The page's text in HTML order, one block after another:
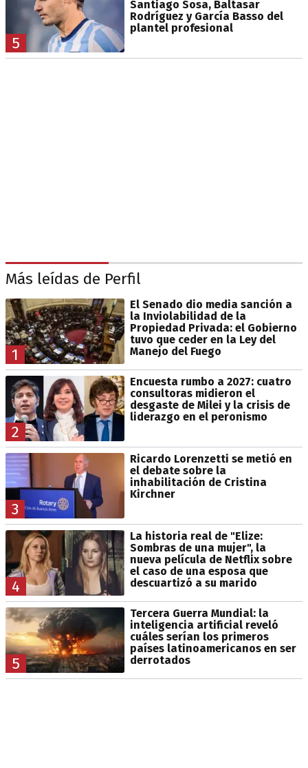
5
Santiago Sosa, Baltasar
Rodríguez y García Basso del
plantel profesional
Más leídas de Perfil
1
El Senado dio media sanción a
la Inviolabilidad de la
Propiedad Privada: el Gobierno
tuvo que ceder en la Ley del
Manejo del Fuego
2
Encuesta rumbo a 2027: cuatro
consultoras midieron el
desgaste de Milei y la crisis de
liderazgo en el peronismo
3
Ricardo Lorenzetti se metió en
el debate sobre la
inhabilitación de Cristina
Kirchner
4
La historia real de "Elize:
Sombras de una mujer", la
nueva película de Netflix sobre
el caso de una esposa que
descuartizó a su marido
5
Tercera Guerra Mundial: la
inteligencia artificial reveló
cuáles serían los primeros
países latinoamericanos en ser
derrotados